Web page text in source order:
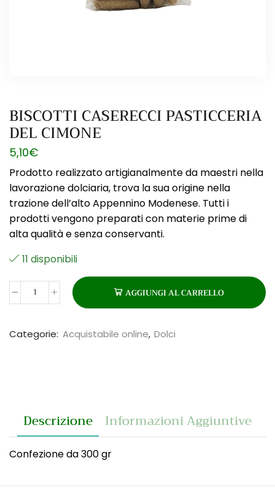
BISCOTTI CASERECCI PASTICCERIA
DEL CIMONE
5,10€
Prodotto realizzato artigianalmente da maestri nella
lavorazione dolciaria, trova la sua origine nella
trazione dell’alto Appennino Modenese. Tutti i
prodotti vengono preparati con materie prime di
alta qualità e senza conservanti.
11 disponibili
BISCOTTI
PASTICCERIA
DEL
AGGIUNGI AL CARRELLO
Categorie: Acquistabile online, Dolci
Descrizione Informazioni Aggiuntive
Confezione da 300 gr